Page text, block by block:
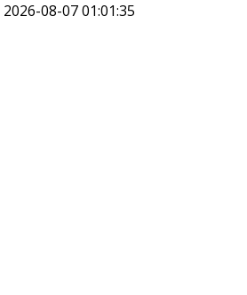
2026-08-07 01:01:35